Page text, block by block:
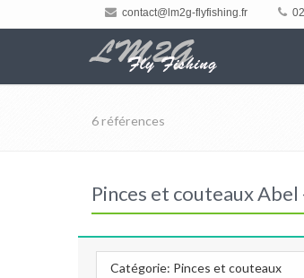
contact@lm2g-flyfishing.fr
6 références
Pinces et couteaux Abel
Catégorie: Pinces et couteaux